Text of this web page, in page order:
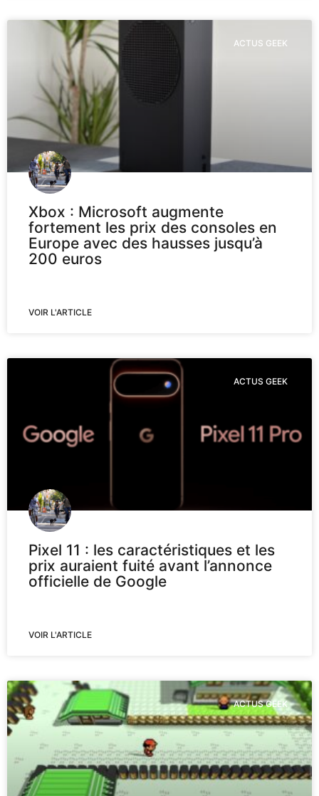
ACTUS GEEK
Xbox : Microsoft augmente
fortement les prix des consoles en
Europe avec des hausses jusqu’à
200 euros
VOIR L'ARTICLE
ACTUS GEEK
Pixel 11 : les caractéristiques et les
prix auraient fuité avant l’annonce
officielle de Google
VOIR L'ARTICLE
ACTUS GEEK